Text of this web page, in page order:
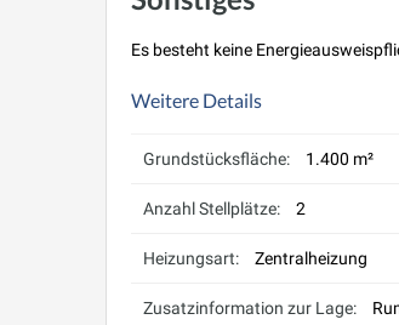
Es besteht keine
Weitere Details
Grundstücksfläche: 1.400 m²
Anzahl Stellplätze: 2
Heizungsart: Zentralheizung
Zusatzinformation zur Lage: